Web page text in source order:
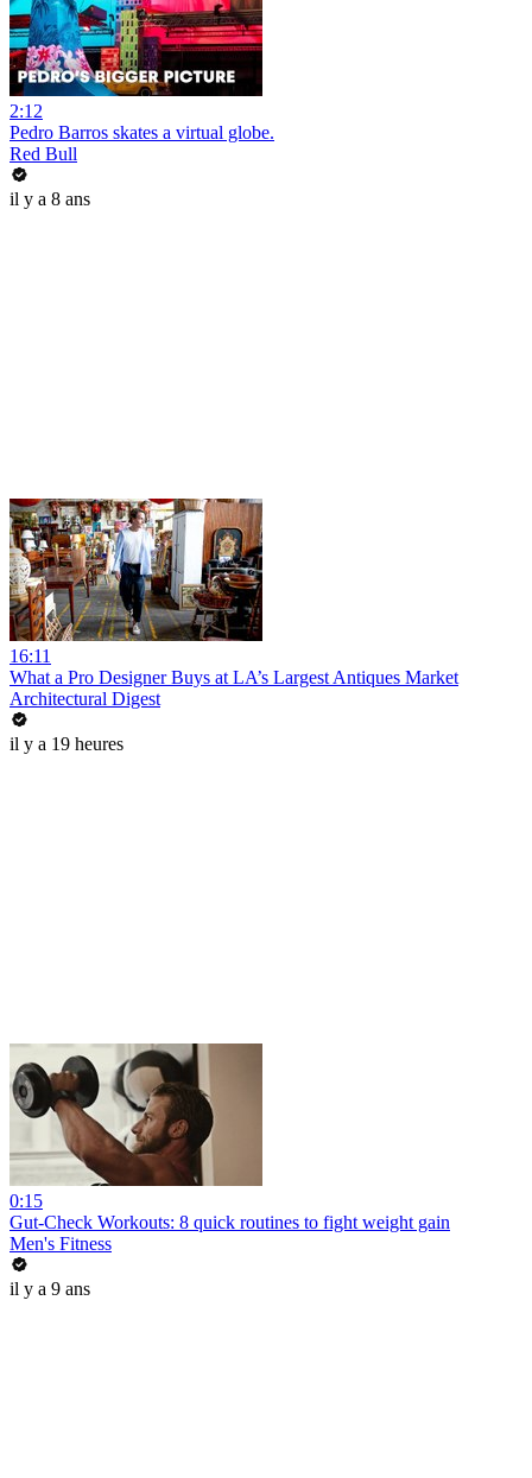
2:12
Pedro Barros skates a virtual globe.
Red Bull
il y a 8 ans
16:11
What a Pro Designer Buys at LA’s Largest Antiques Market
Architectural Digest
il y a 19 heures
0:15
Gut-Check Workouts: 8 quick routines to fight weight gain
Men's Fitness
il y a 9 ans